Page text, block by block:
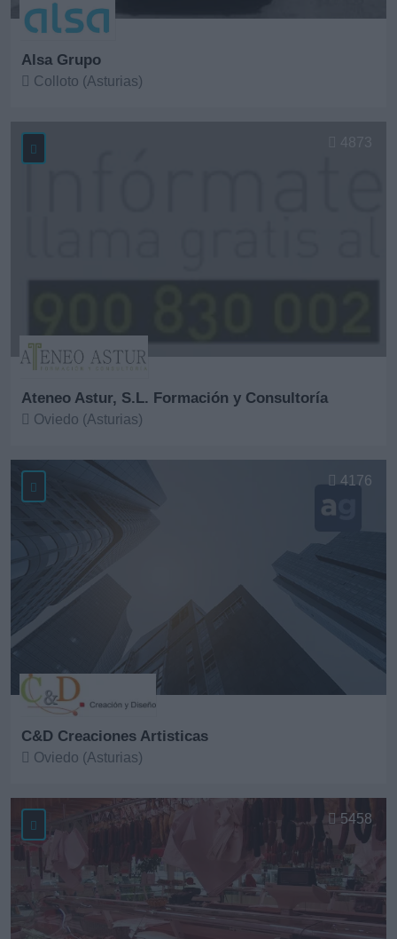
Alsa Grupo
Colloto (Asturias)
Ateneo Astur, S.L. Formación y Consultoría
Oviedo (Asturias)
C&D Creaciones Artisticas
Oviedo (Asturias)
4176
5458